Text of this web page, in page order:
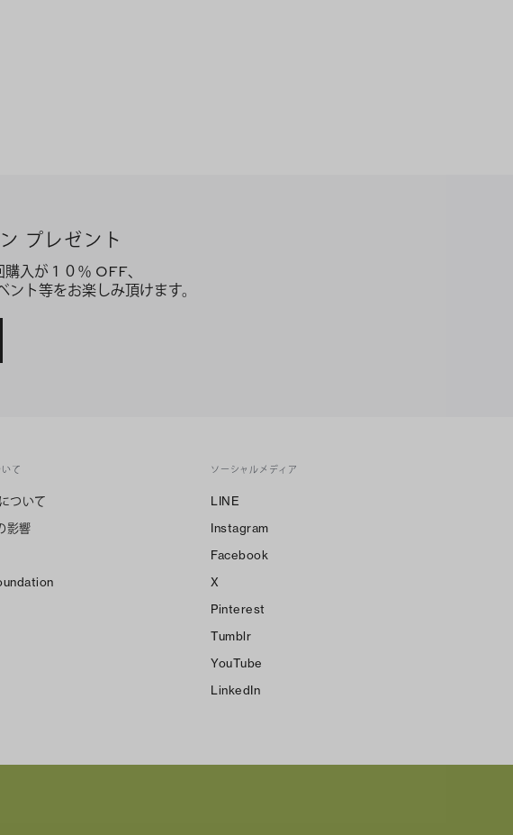
プレゼント
入が１０％ OFF、
ト等をお楽しみ頂けます。
て
ついて
影響
ソーシャルメディア
LINE
Instagram
Facebook
X
Pinterest
Tumblr
YouTube
LinkedIn